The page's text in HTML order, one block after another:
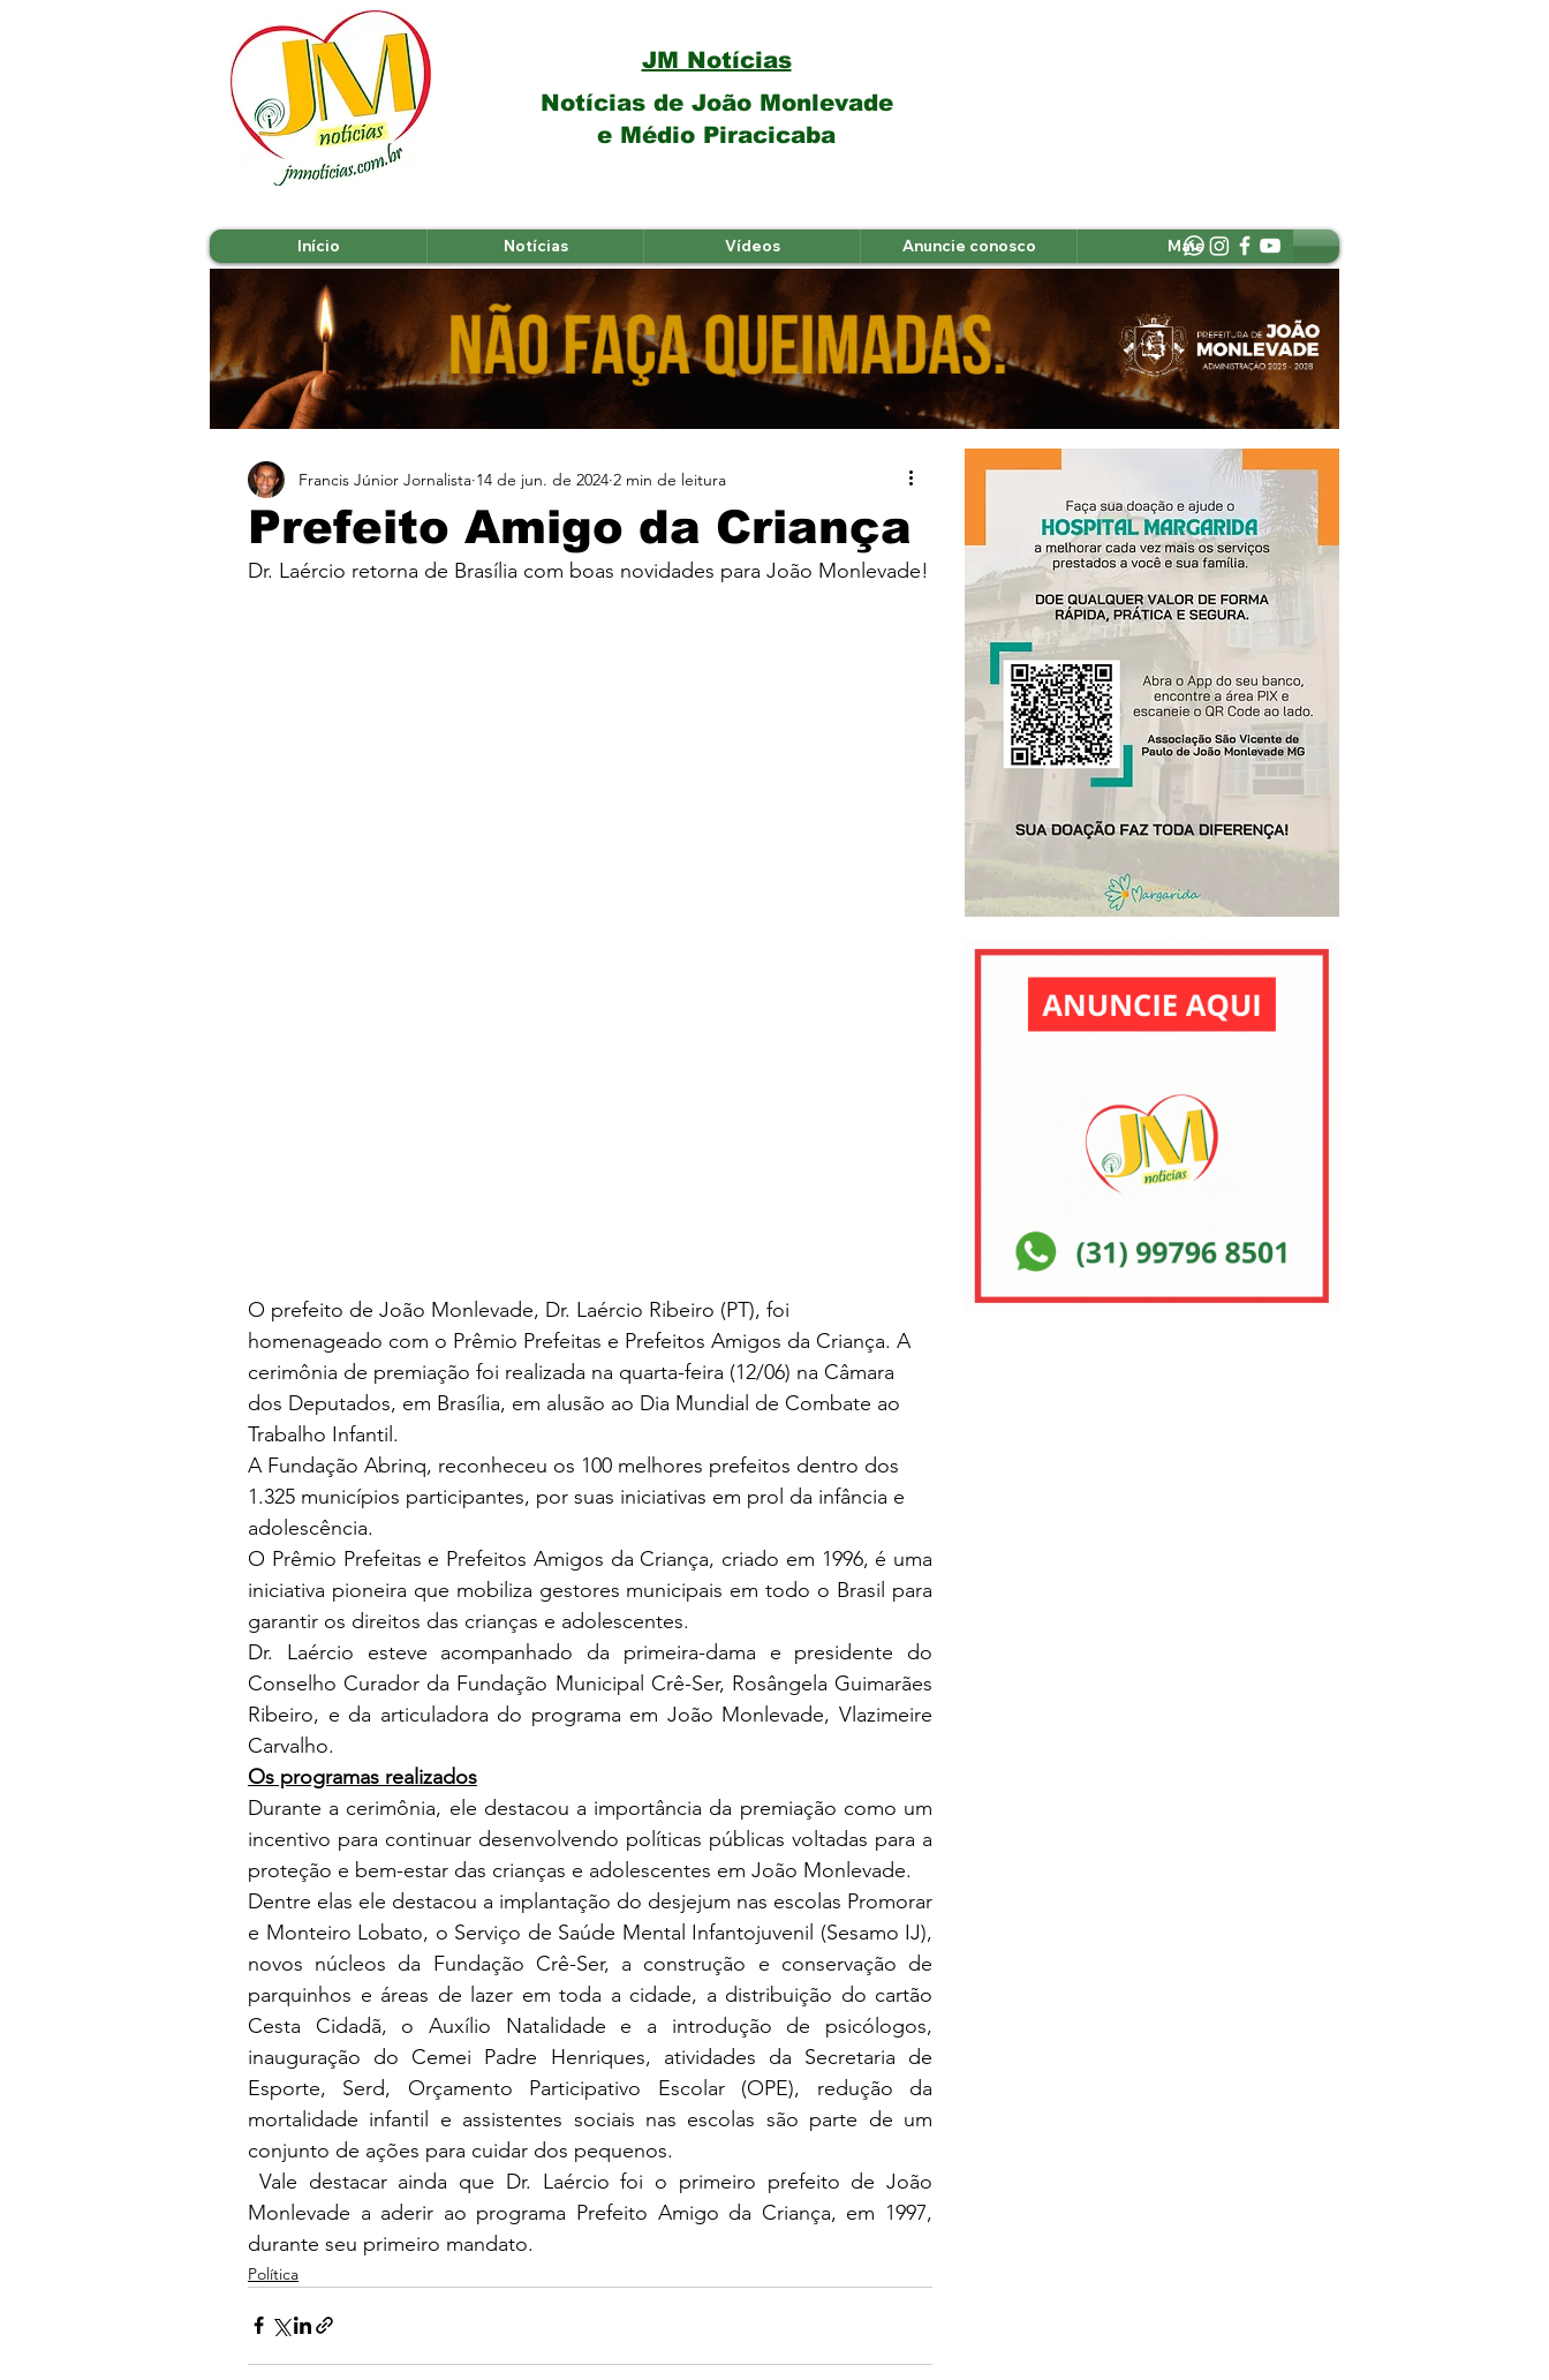
Notícias de João Monlevade
e Médio Piracicaba
JM Notícias
Início Notícias Vídeos Anuncie conosco Mais
Prefeito Amigo da Criança
Francis Júnior Jornalista 14 de jun. de 2024 2 min de leitura
Dr. Laércio retorna de Brasília com boas novidades para João Monlevade!
O prefeito de João Monlevade, Dr. Laércio Ribeiro (PT), foi
homenageado com o Prêmio Prefeitas e Prefeitos Amigos da Criança. A
cerimônia de premiação foi realizada na quarta-feira (12/06) na Câmara
dos Deputados, em Brasília, em alusão ao Dia Mundial de Combate ao
Trabalho Infantil.
A Fundação Abrinq, reconheceu os 100 melhores prefeitos dentro dos
1.325 municípios participantes, por suas iniciativas em prol da infância e
adolescência.
O Prêmio Prefeitas e Prefeitos Amigos da Criança, criado em 1996, é uma
iniciativa pioneira que mobiliza gestores municipais em todo o Brasil para
garantir os direitos das crianças e adolescentes.
Dr. Laércio esteve acompanhado da primeira-dama e presidente do
Conselho Curador da Fundação Municipal Crê-Ser, Rosângela Guimarães
Ribeiro, e da articuladora do programa em João Monlevade, Vlazimeire
Carvalho.
Os programas realizados
Durante a cerimônia, ele destacou a importância da premiação como um
incentivo para continuar desenvolvendo políticas públicas voltadas para a
proteção e bem-estar das crianças e adolescentes em João Monlevade.
Dentre elas ele destacou a implantação do desjejum nas escolas Promorar
e Monteiro Lobato, o Serviço de Saúde Mental Infantojuvenil (Sesamo IJ),
novos núcleos da Fundação Crê-Ser, a construção e conservação de
parquinhos e áreas de lazer em toda a cidade, a distribuição do cartão
Cesta Cidadã, o Auxílio Natalidade e a introdução de psicólogos,
inauguração do Cemei Padre Henriques, atividades da Secretaria de
Esporte, Serd, Orçamento Participativo Escolar (OPE), redução da
mortalidade infantil e assistentes sociais nas escolas são parte de um
conjunto de ações para cuidar dos pequenos.
Vale destacar ainda que Dr. Laércio foi o primeiro prefeito de João
Monlevade a aderir ao programa Prefeito Amigo da Criança, em 1997,
durante seu primeiro mandato.
Política